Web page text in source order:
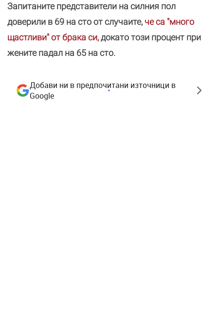
Запитаните представители на силния пол
доверили в 69 на сто от случаите,че са "много
щастливи" от брака си,докато този процент при
жените падал на 65 на сто.
Добави ни в предпочитани източници в
Google